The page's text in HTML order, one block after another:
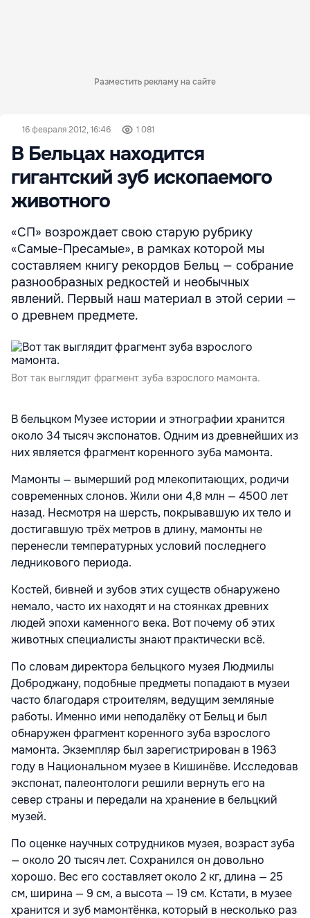
Разместить рекламу на сайте
16 февраля 2012, 16:46 1 081
В Бельцах находится
гигантский зуб ископаемого
животного
«СП» возрождает свою старую рубрику
«Самые-Пресамые», в рамках которой мы
составляем книгу рекордов Бельц — собрание
разнообразных редкостей и необычных
явлений. Первый наш материал в этой серии —
о древнем предмете.
Вот так выглядит фрагмент зуба взрослого мамонта.
В бельцком Музее истории и этнографии хранится
около 34 тысяч экспонатов. Одним из древнейших из
них является фрагмент коренного зуба мамонта.
Мамонты — вымерший род млекопитающих, родичи
современных слонов. Жили они 4,8 млн — 4500 лет
назад. Несмотря на шерсть, покрывавшую их тело и
достигавшую трёх метров в длину, мамонты не
перенесли температурных условий последнего
ледникового периода.
Костей, бивней и зубов этих существ обнаружено
немало, часто их находят и на стоянках древних
людей эпохи каменного века. Вот почему об этих
животных специалисты знают практически всё.
По словам директора бельцкого музея Людмилы
Доброджану, подобные предметы попадают в музеи
часто благодаря строителям, ведущим земляные
работы. Именно ими неподалёку от Бельц и был
обнаружен фрагмент коренного зуба взрослого
мамонта. Экземпляр был зарегистрирован в 1963
году в Национальном музее в Кишинёве. Исследовав
экспонат, палеонтологи решили вернуть его на
север страны и передали на хранение в бельцкий
музей.
По оценке научных сотрудников музея, возраст зуба
— около 20 тысяч лет. Сохранился он довольно
хорошо. Вес его составляет около 2 кг, длина — 25
см, ширина — 9 см, а высота — 19 см. Кстати, в музее
хранится и зуб мамонтёнка, который в несколько раз